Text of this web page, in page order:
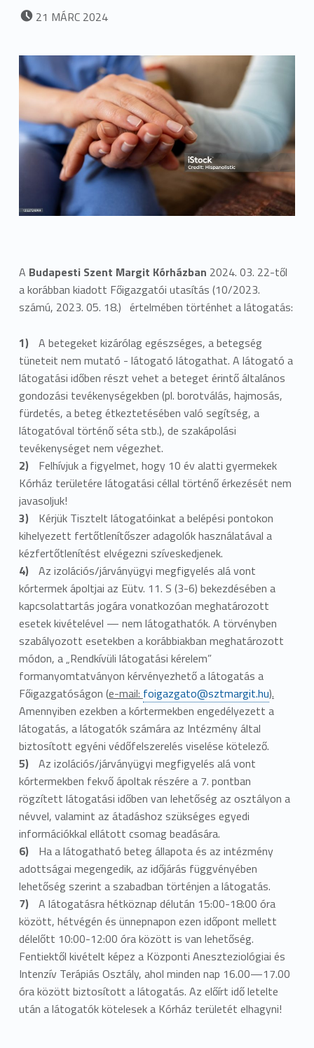
POSTED ON:
21 MÁRC 2024
A Budapesti Szent Margit Kórházban 2024. 03. 22-től
a korábban kiadott Főigazgatói utasítás (10/2023.
számú, 2023. 05. 18.) értelmében történhet a látogatás:
A betegeket kizárólag egészséges, a betegség
tüneteit nem mutató - látogató látogathat. A látogató a
látogatási időben részt vehet a beteget érintő általános
gondozási tevékenységekben (pl. borotválás, hajmosás,
fürdetés, a beteg étkeztetésében való segítség, a
látogatóval történő séta stb.), de szakápolási
tevékenységet nem végezhet.
Felhívjuk a figyelmet, hogy 10 év alatti gyermekek
Kórház területére látogatási céllal történő érkezését nem
javasoljuk!
Kérjük Tisztelt látogatóinkat a belépési pontokon
kihelyezett fertőtlenítőszer adagolók használatával a
kézfertőtlenítést elvégezni szíveskedjenek.
Az izolációs/járványügyi megfigyelés alá vont
kórtermek ápoltjai az Eütv. 11. S (3-6) bekezdésében a
kapcsolattartás jogára vonatkozóan meghatározott
esetek kivételével — nem látogathatók. A törvényben
szabályozott esetekben a korábbiakban meghatározott
módon, a „Rendkívüli látogatási kérelem”
formanyomtatványon kérvényezhető a látogatás a
Főigazgatóságon (e-mail: foigazgato@sztmargit.hu).
Amennyiben ezekben a kórtermekben engedélyezett a
látogatás, a látogatók számára az Intézmény által
biztosított egyéni védőfelszerelés viselése kötelező.
Az izolációs/járványügyi megfigyelés alá vont
kórtermekben fekvő ápoltak részére a 7. pontban
rögzített látogatási időben van lehetőség az osztályon a
névvel, valamint az átadáshoz szükséges egyedi
információkkal ellátott csomag beadására.
Ha a látogatható beteg állapota és az intézmény
adottságai megengedik, az időjárás függvényében
lehetőség szerint a szabadban történjen a látogatás.
A látogatásra hétköznap délután 15:00-18:00 óra
között, hétvégén és ünnepnapon ezen időpont mellett
délelőtt 10:00-12:00 óra között is van lehetőség.
Fentiektől kivételt képez a Központi Aneszteziológiai és
Intenzív Terápiás Osztály, ahol minden nap 16.00—17.00
óra között biztosított a látogatás. Az előírt idő letelte
után a látogatók kötelesek a Kórház területét elhagyni!